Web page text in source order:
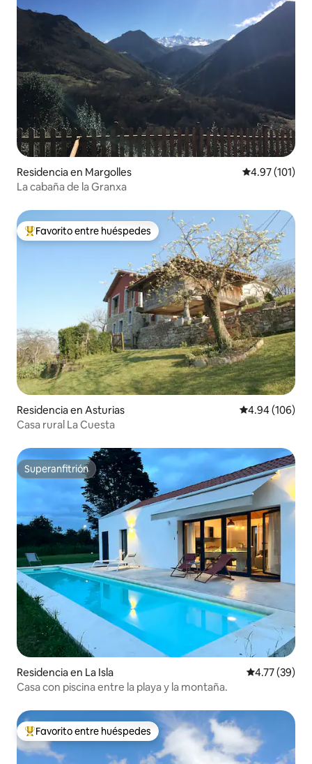
Residencia en Margolles Calificación
4.97 (101)
La cabaña de la Granxa
De los mejores en Favorito entre huéspedes
Favorito entre huéspedes
Residencia en Asturias Calificación
4.94 (106)
Casa rural La Cuesta
Superanfitrión
Superanfitrión
Residencia en La Isla Calificación
4.77 (39)
Casa con piscina entre la playa y la montaña.
De los mejores en Favorito entre huéspedes
Favorito entre huéspedes